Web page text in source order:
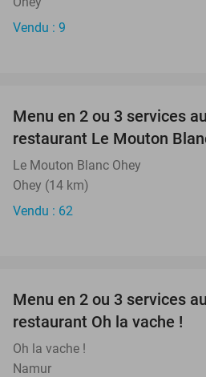
Vendu : 9
Menu en 2 ou 3 services
restaurant Le Mouton
Le Mouton Blanc Ohey
Ohey (14 km)
Vendu : 62
Menu en 2 ou 3 services
restaurant Oh la vache !
Oh la vache !
Namur